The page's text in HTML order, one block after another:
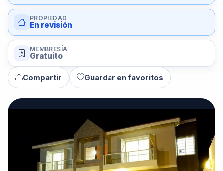
PROPIEDAD
En revisión
MEMBRESÍA
Gratuito
Compartir Guardar en favoritos